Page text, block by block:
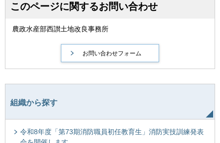
このページに関するお問い合わせ
農政水産部西讃土地改良事務所
組織から探す
令和8年度「第73期消防職員初任教育生」消防実技訓練発表